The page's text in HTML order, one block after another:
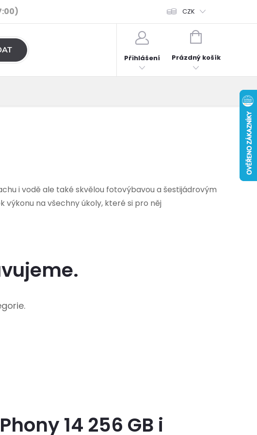
telefonů Hodnocení obchodu
CZK
Přihlášení
NÁKUPNÍ
Prázdný košík
i vodě ale také skvělou fotovýbavou a šestijádrovým
výkonu na všechny úkoly, které si pro něj
14 256 GB i